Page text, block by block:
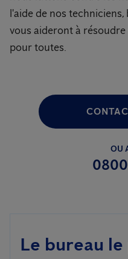
l'aide de nos
vous aideront à
pour toutes.
OU
Le bureau